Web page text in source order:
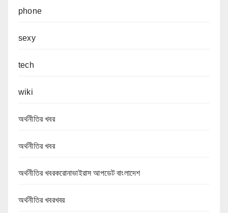
phone
sexy
tech
wiki
অর্থনীতির খবর
অর্থনীতির খবর
অর্থনীতির খবরকরোনাভাইরাস আপডেট বাংলাদেশ
অর্থনীতির খবরখবর